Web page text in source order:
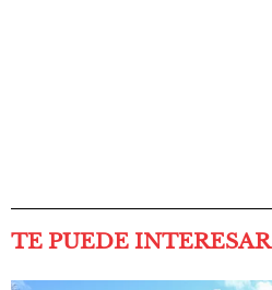
TE PUEDE INTERESAR